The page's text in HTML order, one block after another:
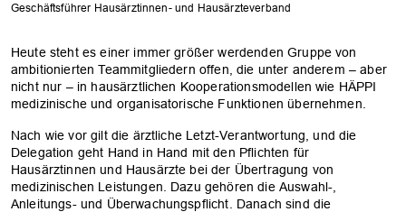
Geschäftsführer Hausärztinnen- und Hausärzteverband
Heute steht es einer immer größer werdenden Gruppe von
ambitionierten Teammitgliedern offen, die unter anderem – aber
nicht nur – in hausärztlichen Kooperationsmodellen wie HÄPPI
medizinische und organisatorische Funktionen übernehmen.
Nach wie vor gilt die ärztliche Letzt-Verantwortung, und die
Delegation geht Hand in Hand mit den Pflichten für
Hausärztinnen und Hausärzte bei der Übertragung von
medizinischen Leistungen. Dazu gehören die Auswahl-,
Anleitungs- und Überwachungspflicht. Danach sind die